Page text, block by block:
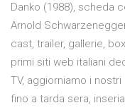
Danko (1988), scheda
Arnold
cast, trailer, gallerie,
primi siti web italiani
TV, aggiorniamo i
fino a tarda sera,